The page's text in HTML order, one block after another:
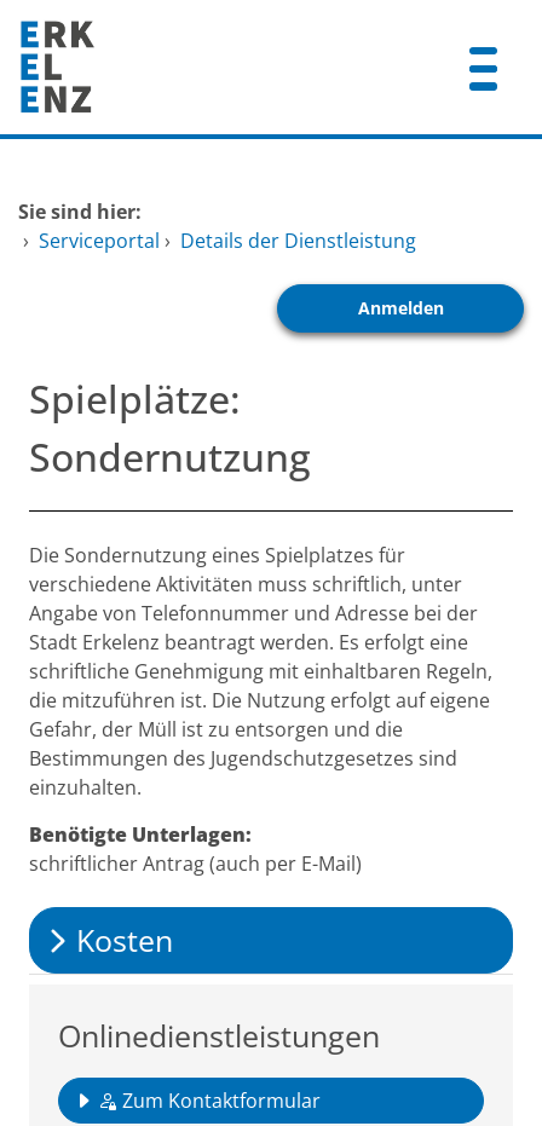
Zum Hauptinhalt springen
Dienstleistungen A-Z
Sie sind hier:
› Serviceportal › Details der Dienstleistung
Anmelden
Spielplätze:
Sondernutzung
Beschreibung
Die Sondernutzung eines Spielplatzes für
verschiedene Aktivitäten muss schriftlich, unter
Angabe von Telefonnummer und Adresse bei der
Stadt Erkelenz beantragt werden. Es erfolgt eine
schriftliche Genehmigung mit einhaltbaren Regeln,
die mitzuführen ist. Die Nutzung erfolgt auf eigene
Gefahr, der Müll ist zu entsorgen und die
Bestimmungen des Jugendschutzgesetzes sind
einzuhalten.
Benötigte Unterlagen:
schriftlicher Antrag (auch per E-Mail)
Kosten
Onlinedienstleistungen
Zum Kontaktformular